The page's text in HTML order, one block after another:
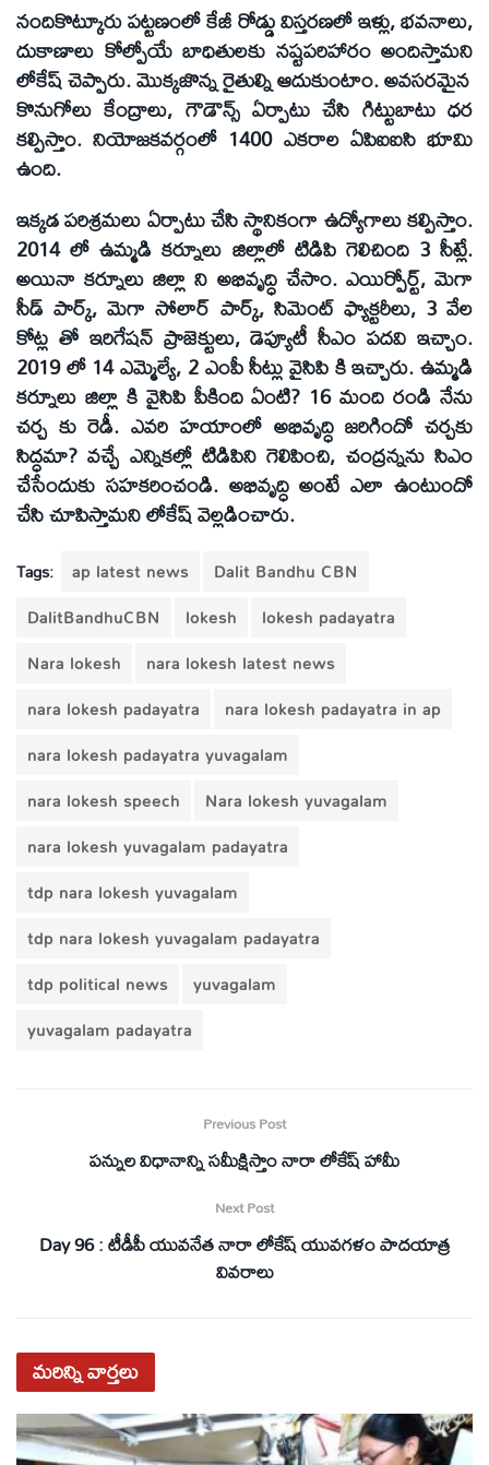
నందికొట్కూరు పట్టణంలో కేజీ రోడ్డు విస్తరణలో ఇళ్లు, భవనాలు,
దుకాణాలు కోల్పోయే బాధితులకు నష్టపరిహారం అందిస్తామని
లోకేష్ చెప్పారు. మొక్కజొన్న రైతుల్ని ఆదుకుంటాం. అవసరమైన
కొనుగోలు కేంద్రాలు, గౌడౌన్స్ ఏర్పాటు చేసి గిట్టుబాటు ధర
కల్పిస్తాం. నియోజకవర్గంలో 1400 ఎకరాల ఏపిఐఐసి భూమి
ఉంది.
ఇక్కడ పరిశ్రమలు ఏర్పాటు చేసి స్థానికంగా ఉద్యోగాలు కల్పిస్తాం.
2014 లో ఉమ్మడి కర్నూలు జిల్లాలో టిడిపి గెలిచింది 3 సీట్లే.
అయినా కర్నూలు జిల్లా ని అభివృద్ధి చేసాం. ఎయిర్పోర్ట్, మెగా
సీడ్ పార్క్, మెగా సోలార్ పార్క్, సిమెంట్ ఫ్యాక్టరీలు, 3 వేల
కోట్ల తో ఇరిగేషన్ ప్రాజెక్టులు, డెప్యూటీ సీఎం పదవి ఇచ్చాం.
2019 లో 14 ఎమ్మెల్యే, 2 ఎంపీ సీట్లు వైసిపి కి ఇచ్చారు. ఉమ్మడి
కర్నూలు జిల్లా కి వైసిపి పీకింది ఏంటి? 16 మంది రండి నేను
చర్చ కు రెడీ. ఎవరి హయాంలో అభివృద్ధి జరిగిందో చర్చకు
సిద్ధమా? వచ్చే ఎన్నికల్లో టిడిపిని గెలిపించి, చంద్రన్నను సిఎం
చేసేందుకు సహకరించండి. అభివృద్ధి అంటే ఎలా ఉంటుందో
చేసి చూపిస్తామని లోకేష్ వెల్లడించారు.
Tags: ap latest news
Dalit Bandhu CBN
DalitBandhuCBN
lokesh
lokesh padayatra
Nara lokesh
nara lokesh latest news
nara lokesh padayatra
nara lokesh padayatra in ap
nara lokesh padayatra yuvagalam
nara lokesh speech
Nara lokesh yuvagalam
nara lokesh yuvagalam padayatra
tdp nara lokesh yuvagalam
tdp nara lokesh yuvagalam padayatra
tdp political news
yuvagalam
yuvagalam padayatra
Previous Post
పన్నుల విధానాన్ని సమీక్షిస్తాం నారా లోకేష్ హామీ
Next Post
Day 96 : టీడీపీ యువనేత నారా లోకేష్ యువగళం పాదయాత్ర
వివరాలు
మరిన్నివార్తలు